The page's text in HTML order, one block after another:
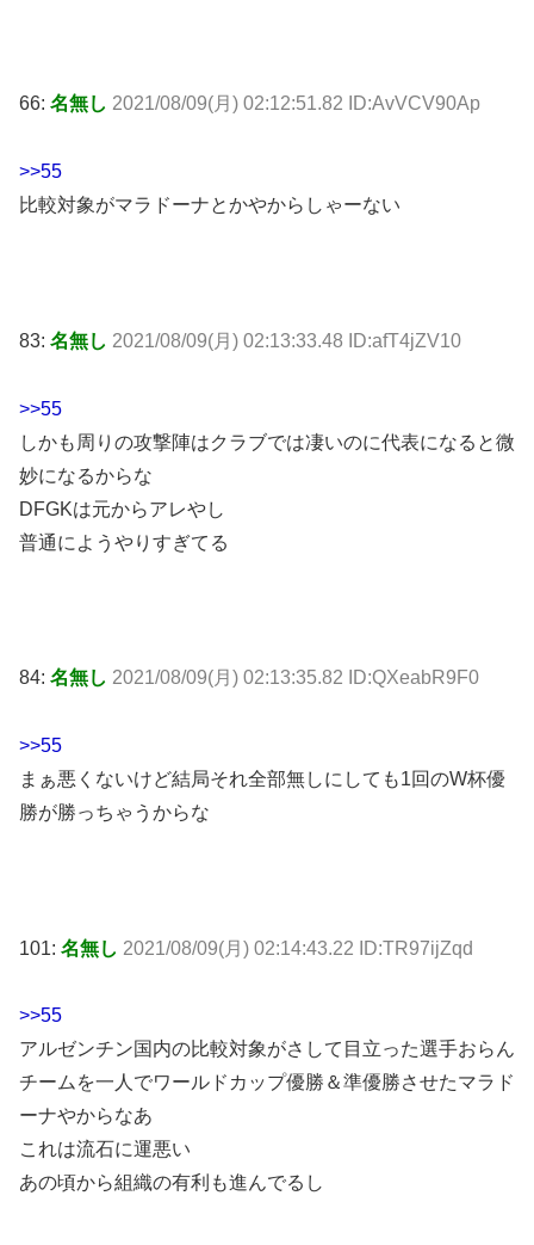
66: 名無し 2021/08/09(月) 02:12:51.82 ID:AvVCV90Ap
>>55
比較対象がマラドーナとかやからしゃーない
83: 名無し 2021/08/09(月) 02:13:33.48 ID:afT4jZV10
>>55
しかも周りの攻撃陣はクラブでは凄いのに代表になると微
妙になるからな
DFGKは元からアレやし
普通にようやりすぎてる
84: 名無し 2021/08/09(月) 02:13:35.82 ID:QXeabR9F0
>>55
まぁ悪くないけど結局それ全部無しにしても1回のW杯優
勝が勝っちゃうからな
101: 名無し 2021/08/09(月) 02:14:43.22 ID:TR97ijZqd
>>55
アルゼンチン国内の比較対象がさして目立った選手おらん
チームを一人でワールドカップ優勝＆準優勝させたマラド
ーナやからなあ
これは流石に運悪い
あの頃から組織の有利も進んでるし